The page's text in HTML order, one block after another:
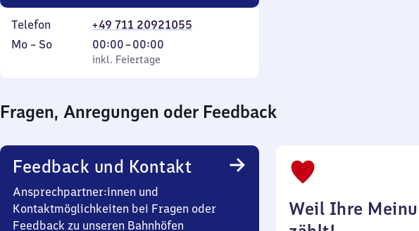
Telefon
+49 711 20921055
Montag
Mo – So,
inkl. Feiertage
00:00–00:00
Von
0
0
inkl. Feiertage
Fragen, Anregungen oder Feedback
Feedback und Kontakt
Ansprechpartner:innen und
Kontaktmöglichkeiten bei Fragen oder
Feedback zu unseren Bahnhöfen
Weil Ihre